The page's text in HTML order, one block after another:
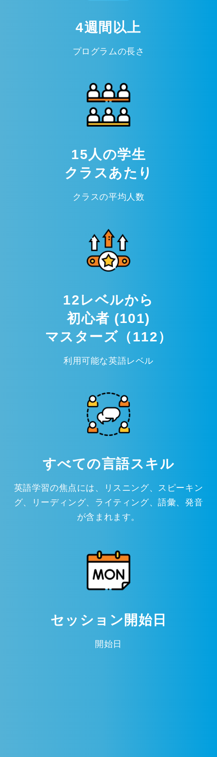
4週間以上
プログラムの長さ
15人の学生
クラスあたり
クラスの平均人数
12レベルから
初心者 (101)
マスターズ（112）
利用可能な英語レベル
すべての言語スキル
英語学習の焦点には、リスニング、スピーキン
グ、リーディング、ライティング、語彙、発音
が含まれます。
セッション開始日
開始日